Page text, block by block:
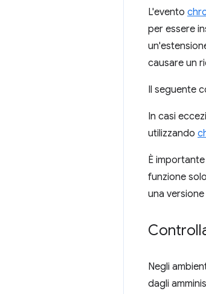
L'evento
per essere
causare un
Il seguente
In casi
utilizzando
È
funzione
una
Negli
dagli